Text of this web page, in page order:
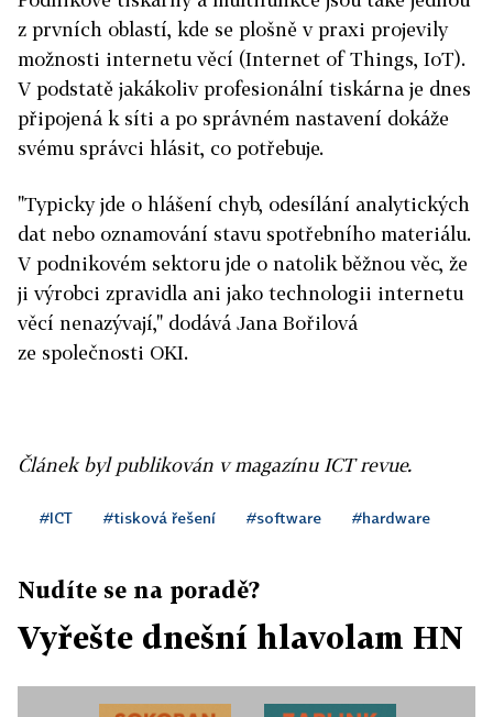
z prvních oblastí, kde se plošně v praxi projevily
možnosti internetu věcí (Internet of Things, IoT).
V podstatě jakákoliv profesionální tiskárna je dnes
připojená k síti a po správném nastavení dokáže
svému správci hlásit, co potřebuje.
"Typicky jde o hlášení chyb, odesílání analytických
dat nebo oznamování stavu spotřebního materiálu.
V podnikovém sektoru jde o natolik běžnou věc, že
ji výrobci zpravidla ani jako technologii internetu
věcí nenazývají," dodává Jana Bořilová
ze společnosti OKI.
Článek byl publikován v magazínu ICT revue.
#ICT #tisková řešení #software #hardware
Nudíte se na poradě?
Vyřešte dnešní hlavolam HN